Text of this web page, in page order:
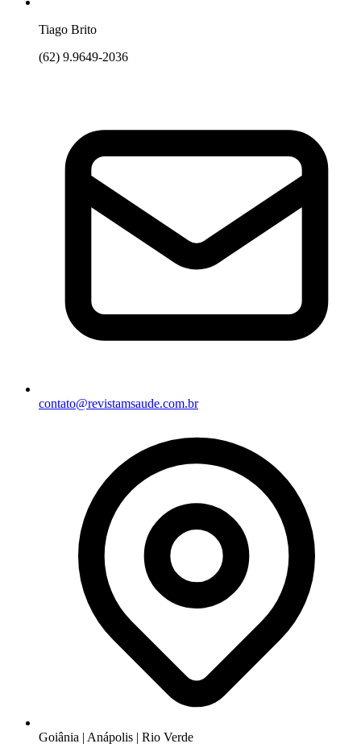
Tiago Brito
(62) 9.9649-2036
contato@revistamsaude.com.br
Goiânia | Anápolis | Rio Verde